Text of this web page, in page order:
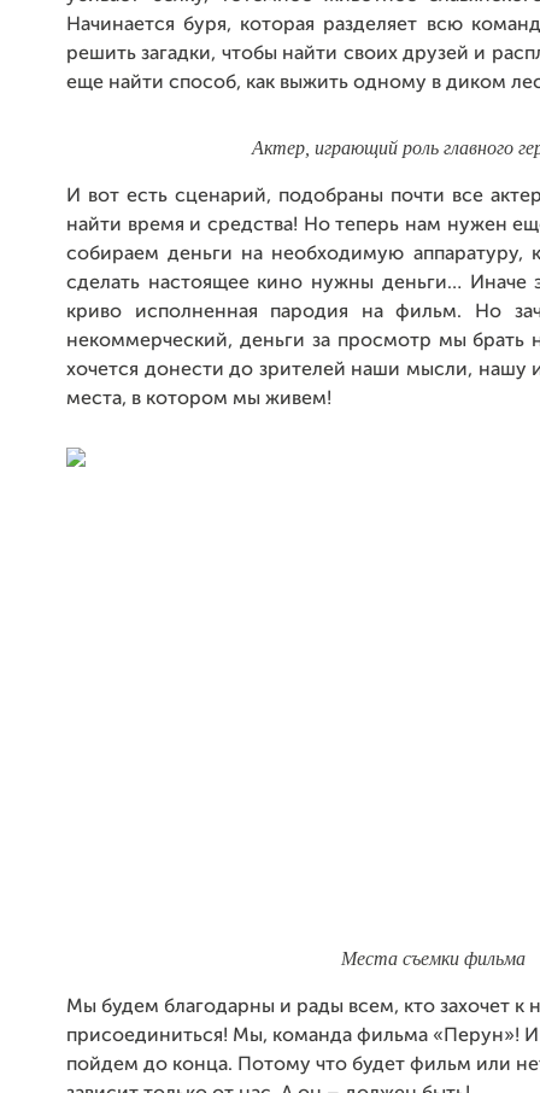
Начинается буря, которая разделяет всю
решить загадки, чтобы найти своих друзей и
еще найти способ, как выжить одному в диком
Актер, играющий роль главного
И вот есть сценарий, подобраны почти все
найти время и средства! Но теперь нам нужен
собираем деньги на необходимую аппаратуру,
сделать настоящее кино нужны деньги… Иначе
криво исполненная пародия на фильм. Но
некоммерческий, деньги за просмотр мы брать
хочется донести до зрителей наши мысли, нашу
места, в котором мы живем!
Места съемки фильма
Мы будем благодарны и рады всем, кто захочет к
присоединиться! Мы, команда фильма «Перун»!
пойдем до конца. Потому что будет фильм или